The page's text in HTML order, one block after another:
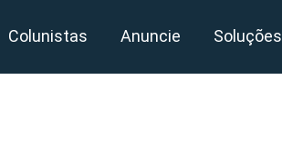
Colunistas Anuncie Soluções